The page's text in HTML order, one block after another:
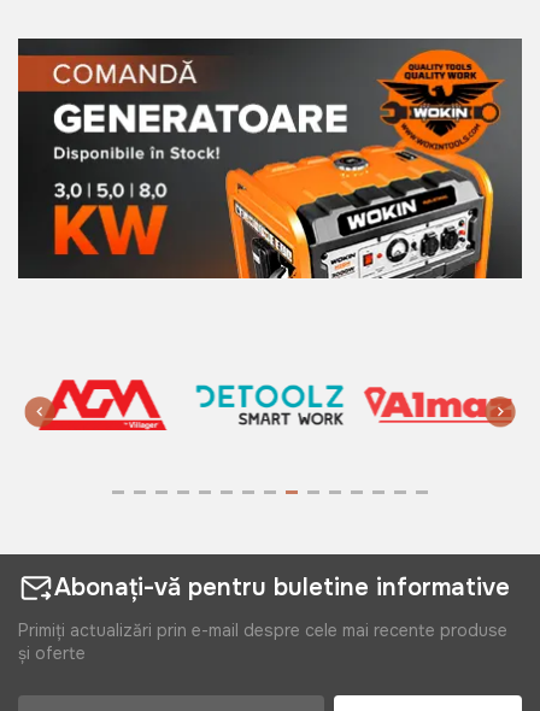
Abonați-vă pentru buletine informative
Primiți actualizări prin e-mail despre cele mai recente produse
și oferte